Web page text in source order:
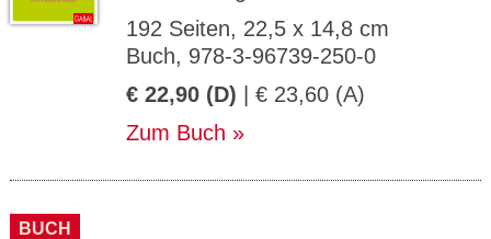
192 Seiten, 22,5 x 14,8 cm
Buch, 978-3-96739-250-0
€ 22,90 (D) | € 23,60 (A)
Zum Buch
BUCH